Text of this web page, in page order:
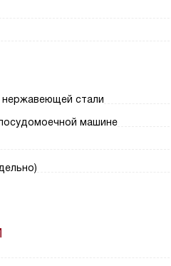
нержавеющей стали
машине